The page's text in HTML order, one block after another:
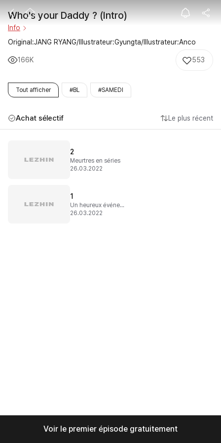
Who's your
Who's your Daddy ? (Intro)
Info
Original:JANG RYANG/Illustrateur:Gyungta/Illustrateur:Anco
166K 553
Tout afficher #BL #SAMEDI
Achat sélectif Le plus récent
2
Meurtres en séries
26.03.2022
1
Un heureux événement
26.03.2022
Voir le premier épisode gratuitement